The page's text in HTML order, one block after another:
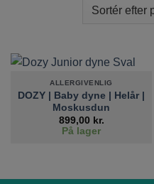
ALLERGIVENLIG
DOZY | Baby dyne | Helår |
Moskusdun
899,00 kr.
På lager